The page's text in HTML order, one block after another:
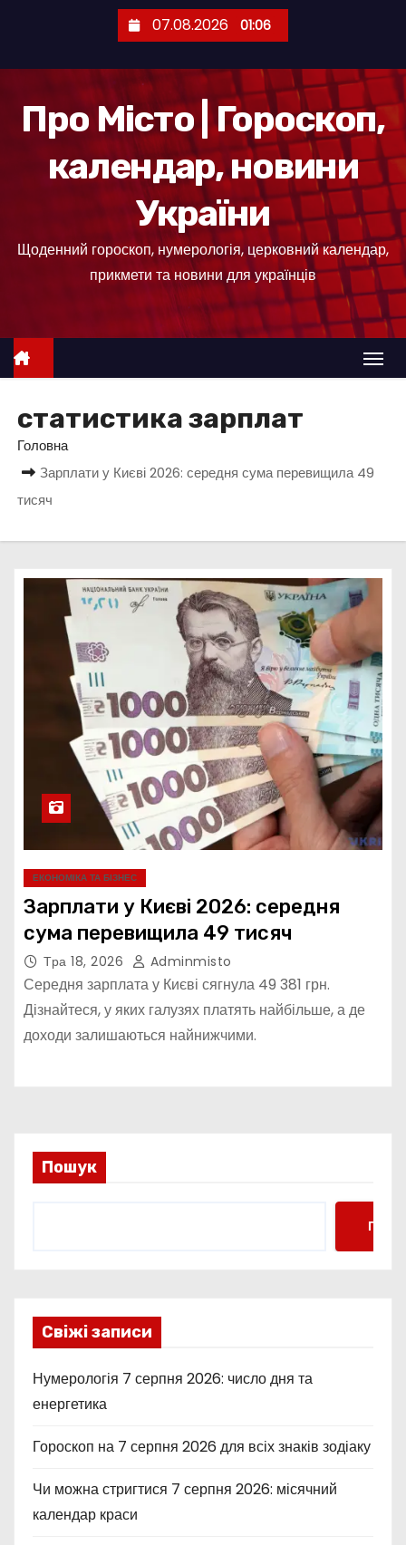
е
07.08.2026 01:06
Про Місто | Гороскоп,
календар, новини
України
Щоденний гороскоп, нумерологія, церковний календар,
прикмети та новини для українців
статистика зарплат
Головна
Зарплати у Києві 2026: середня сума перевищила 49
тисяч
ЕКОНОМІКА ТА БІЗНЕС
Зарплати у Києві 2026: середня
сума перевищила 49 тисяч
Тра 18, 2026 Adminmisto
Середня зарплата у Києві сягнула 49 381 грн.
Дізнайтеся, у яких галузях платять найбільше, а де
доходи залишаються найнижчими.
Пошук
Свіжі записи
Нумерологія 7 серпня 2026: число дня та
енергетика
Гороскоп на 7 серпня 2026 для всіх знаків зодіаку
Чи можна стригтися 7 серпня 2026: місячний
календар краси